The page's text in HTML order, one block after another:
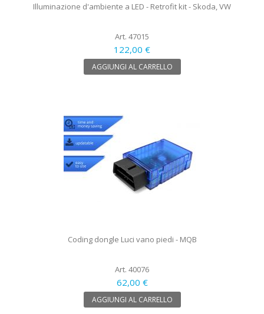
Illuminazione d'ambiente a LED - Retrofit kit - Skoda, VW
Art. 47015
122,00 €
AGGIUNGI AL CARRELLO
Coding dongle Luci vano piedi - MQB
Art. 40076
62,00 €
AGGIUNGI AL CARRELLO